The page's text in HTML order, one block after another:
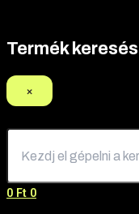
Termék keresés
×
0 Ft 0